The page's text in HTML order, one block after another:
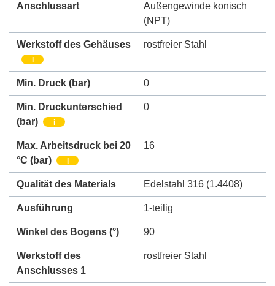
Anschlussart
Außengewinde konisch
(NPT)
Werkstoff des Gehäuses
i
rostfreier Stahl
Min. Druck (bar) 0
Min. Druckunterschied
(bar)
i
0
Max. Arbeitsdruck bei 20
°C (bar)
i
16
Qualität des Materials Edelstahl 316 (1.4408)
Ausführung 1-teilig
Winkel des Bogens (°) 90
Werkstoff des
Anschlusses 1
rostfreier Stahl